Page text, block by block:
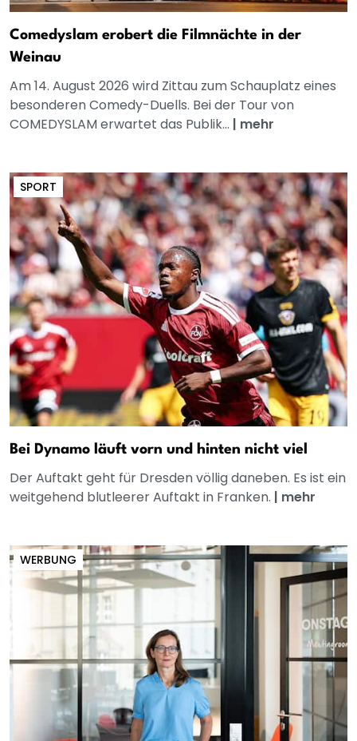
Comedyslam erobert die Filmnächte in der
Weinau
Am 14. August 2026 wird Zittau zum Schauplatz eines
besonderen Comedy-Duells. Bei der Tour von
COMEDYSLAM erwartet das Publik... | mehr
SPORT
Bei Dynamo läuft vorn und hinten nicht viel
Der Auftakt geht für Dresden völlig daneben. Es ist ein
weitgehend blutleerer Auftakt in Franken. | mehr
WERBUNG